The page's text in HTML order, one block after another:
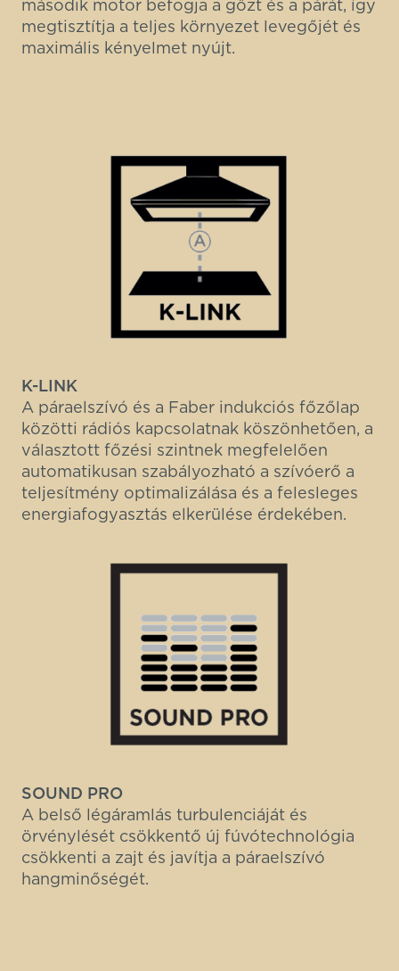
második motor befogja a gőzt és a párát, így
megtisztítja a teljes környezet levegőjét és
maximális kényelmet nyújt.
K-LINK
A páraelszívó és a Faber indukciós főzőlap
közötti rádiós kapcsolatnak köszönhetően, a
választott főzési szintnek megfelelően
automatikusan szabályozható a szívóerő a
teljesítmény optimalizálása és a felesleges
energiafogyasztás elkerülése érdekében.
SOUND PRO
A belső légáramlás turbulenciáját és
örvénylését csökkentő új fúvótechnológia
csökkenti a zajt és javítja a páraelszívó
hangminőségét.